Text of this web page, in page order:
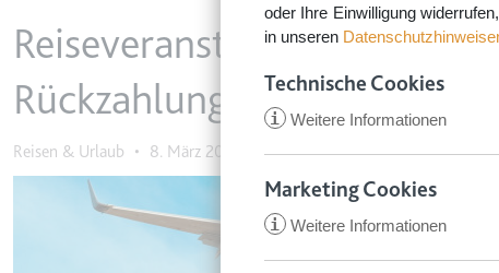
oder Ihre Einwilligung
in unseren
Technische Cookies
i Weitere Informationen
CookieConsent
Anbieter:
Marketing Cookies
i Weitere Informationen
Reiseveranstalter muss bei
Rückzahlungsanspruch
Reisen & Urlaub •
8. März 2021